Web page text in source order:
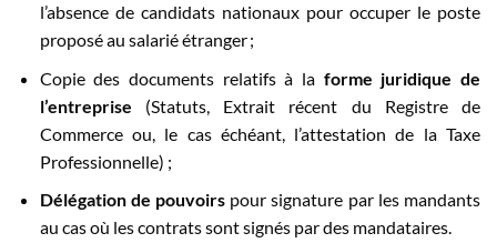
l’absence de candidats nationaux pour occuper le poste
proposé au salarié étranger ;
Copie des documents relatifs à la forme juridique de
l’entreprise (Statuts, Extrait récent du Registre de
Commerce ou, le cas échéant, l’attestation de la Taxe
Professionnelle) ;
Délégation de pouvoirs pour signature par les mandants
au cas où les contrats sont signés par des mandataires.